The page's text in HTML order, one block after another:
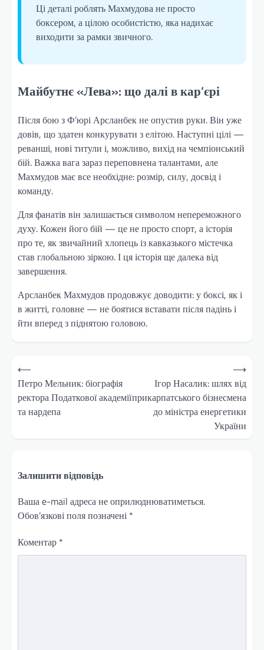
Ці деталі роблять Махмудова не просто
боксером, а цілою особистістю, яка надихає
виходити за рамки звичного.
Майбутнє «Лева»: що далі в кар’єрі
Після бою з Ф’юрі Арсланбек не опустив руки. Він уже
довів, що здатен конкурувати з елітою. Наступні цілі —
реванші, нові титули і, можливо, вихід на чемпіонський
бій. Важка вага зараз переповнена талантами, але
Махмудов має все необхідне: розмір, силу, досвід і
команду.
Для фанатів він залишається символом непереможного
духу. Кожен його бій — це не просто спорт, а історія
про те, як звичайний хлопець із кавказького містечка
став глобальною зіркою. І ця історія ще далека від
завершення.
Арсланбек Махмудов продовжує доводити: у боксі, як і
в житті, головне — не боятися вставати після падінь і
йти вперед з піднятою головою.
Навігація
записів
⟵
Петро Мельник: біографія
ректора Податкової академії
та нардепа
Ігор Насалик: шлях від
прикарпатського бізнесмена
до міністра енергетики
України
⟶
Залишити відповідь
Ваша e-mail адреса не оприлюднюватиметься.
Обов’язкові поля позначені *
Коментар *